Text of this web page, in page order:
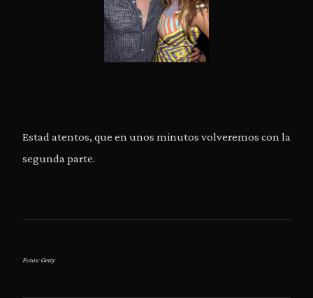
Estad atentos, que en unos minutos volveremos con la
segunda parte.
Fotos: Getty